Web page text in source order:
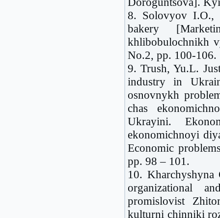
8. Solovyov I.O.,
bakery
khlibobulochnikh
No.2, pp. 100-106.
9. Trush, Yu.L.
industry in
osnovnykh
chas
Ukrayini.
ekonomichnoyi
Economic
pp. 98 – 101.
10.
organizational
promislovist
kulturni chinniki